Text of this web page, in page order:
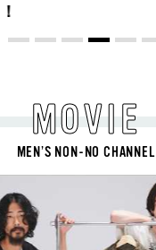
MOVIE
MEN’S NON-NO CHANNEL